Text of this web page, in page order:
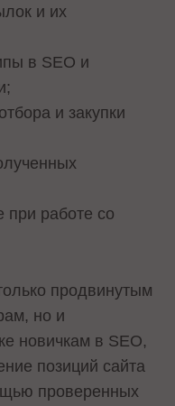
и их
в SEO и
и закупки
работе со
продвинутым
но и
новичкам в SEO,
позиций сайта
проверенных